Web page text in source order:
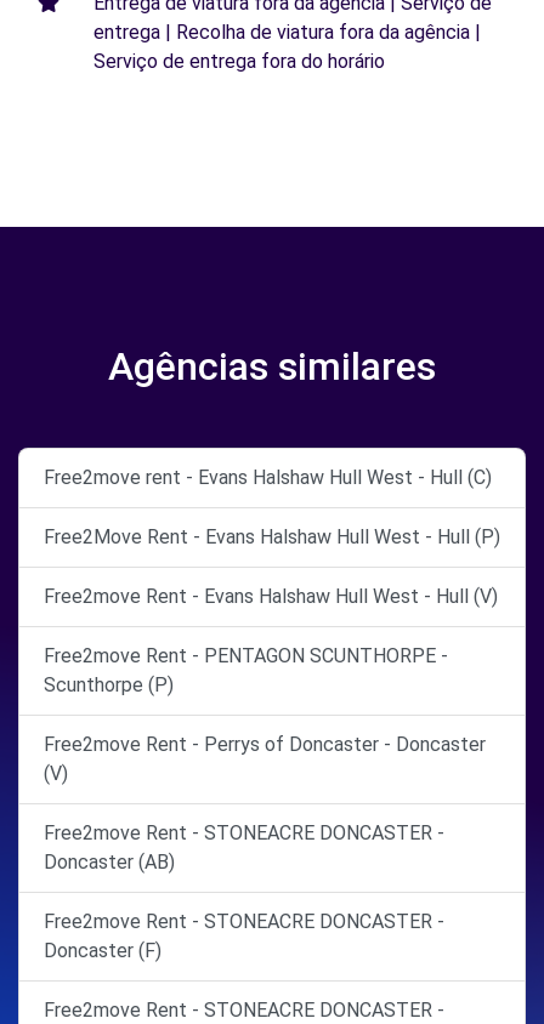
entrega | Recolha de viatura fora da agência |
Serviço de entrega fora do horário
Agências similares
Free2move rent - Evans Halshaw Hull West - Hull (C)
Free2Move Rent - Evans Halshaw Hull West - Hull (P)
Free2move Rent - Evans Halshaw Hull West - Hull (V)
Free2move Rent - PENTAGON SCUNTHORPE -
Scunthorpe (P)
Free2move Rent - Perrys of Doncaster - Doncaster
(V)
Free2move Rent - STONEACRE DONCASTER -
Doncaster (AB)
Free2move Rent - STONEACRE DONCASTER -
Doncaster (F)
Free2move Rent - STONEACRE DONCASTER -